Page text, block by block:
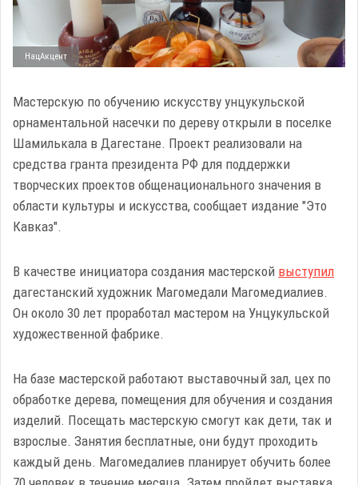
НацАкцент
Мастерскую по обучению искусству унцукульской
орнаментальной насечки по дереву открыли в поселке
Шамилькала в Дагестане. Проект реализовали на
средства гранта президента РФ для поддержки
творческих проектов общенационального значения в
области культуры и искусства, сообщает издание "Это
Кавказ".
В качестве инициатора создания мастерской выступил
дагестанский художник Магомедали Магомедиалиев.
Он около 30 лет проработал мастером на Унцукульской
художественной фабрике.
На базе мастерской работают выставочный зал, цех по
обработке дерева, помещения для обучения и создания
изделий. Посещать мастерскую смогут как дети, так и
взрослые. Занятия бесплатные, они будут проходить
каждый день. Магомедалиев планирует обучить более